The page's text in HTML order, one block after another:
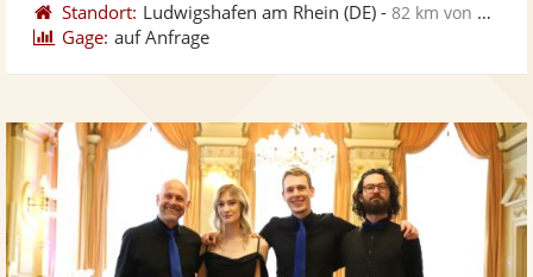
Standort: Ludwigshafen am Rhein (DE) -82 km von Homburg
Gage: auf Anfrage